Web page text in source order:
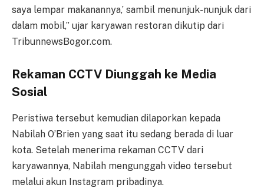
saya lempar makanannya,’ sambil menunjuk-nunjuk dari
dalam mobil,” ujar karyawan restoran dikutip dari
TribunnewsBogor.com.
Rekaman CCTV Diunggah ke Media
Sosial
Peristiwa tersebut kemudian dilaporkan kepada
Nabilah O’Brien yang saat itu sedang berada di luar
kota. Setelah menerima rekaman CCTV dari
karyawannya, Nabilah mengunggah video tersebut
melalui akun Instagram pribadinya.